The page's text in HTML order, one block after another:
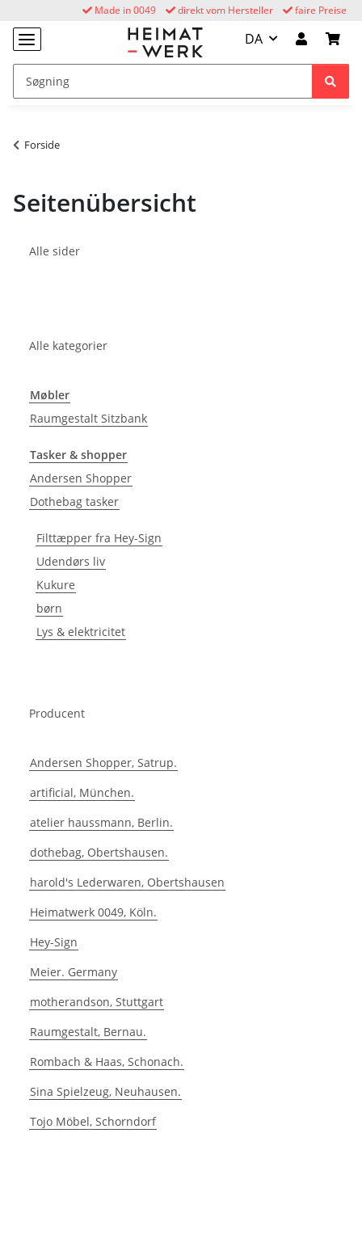
faire Preise
direkt vom Hersteller
Made in 0049
DA
Forside
Seitenübersicht
Alle sider
Alle kategorier
Møbler
Raumgestalt Sitzbank
Tasker & shopper
Andersen Shopper
Dothebag tasker
Filttæpper fra Hey-Sign
Udendørs liv
Kukure
børn
Lys & elektricitet
Producent
Andersen Shopper, Satrup.
artificial, München.
atelier haussmann, Berlin.
dothebag, Obertshausen.
harold's Lederwaren, Obertshausen
Heimatwerk 0049, Köln.
Hey-Sign
Meier. Germany
motherandson, Stuttgart
Raumgestalt, Bernau.
Rombach & Haas, Schonach.
Sina Spielzeug, Neuhausen.
Tojo Möbel, Schorndorf